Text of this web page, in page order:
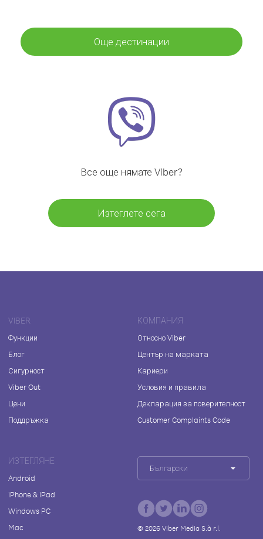
Още дестинации
Все още нямате Viber?
Изтеглете сега
VIBER
Функции
Блог
Сигурност
Viber Out
Цени
Поддръжка
КОМПАНИЯ
Относно Viber
Център на марката
Кариери
Условия и правила
Декларация за поверителност
Customer Complaints Code
ИЗТЕГЛЯНЕ
Android
iPhone & iPad
Windows PC
Mac
Български
© 2026Viber Media S.à r.l.